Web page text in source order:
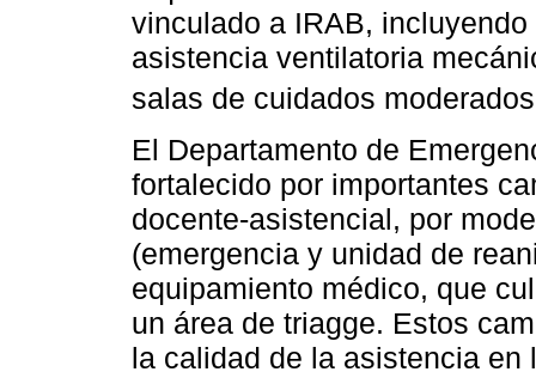
vinculado a IRAB,
asistencia ventilatoria
salas de cuidados
El Departamento de
fortalecido por importantes
docente-asistencial, por
(emergencia y unidad de
equipamiento médico, que
un área de triagge. Estos
la calidad de la asistencia